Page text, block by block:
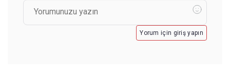
Yorum için giriş yapın